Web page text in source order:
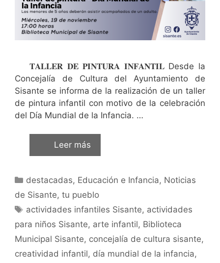
𝐓𝐀𝐋𝐋𝐄𝐑 𝐃𝐄 𝐏𝐈𝐍𝐓𝐔𝐑𝐀 𝐈𝐍𝐅𝐀𝐍𝐓𝐈𝐋 Desde la
Concejalía de Cultura del Ayuntamiento de
Sisante se informa de la realización de un taller
de pintura infantil con motivo de la celebración
del Día Mundial de la Infancia. …
Leer más
destacadas, Educación e Infancia, Noticias
de Sisante, tu pueblo
actividades infantiles Sisante, actividades
para niños Sisante, arte infantil, Biblioteca
Municipal Sisante, concejalía de cultura sisante,
creatividad infantil, día mundial de la infancia,